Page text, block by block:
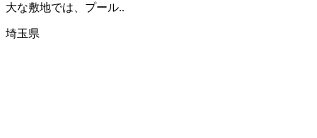
大な敷地では、プール..
埼玉県